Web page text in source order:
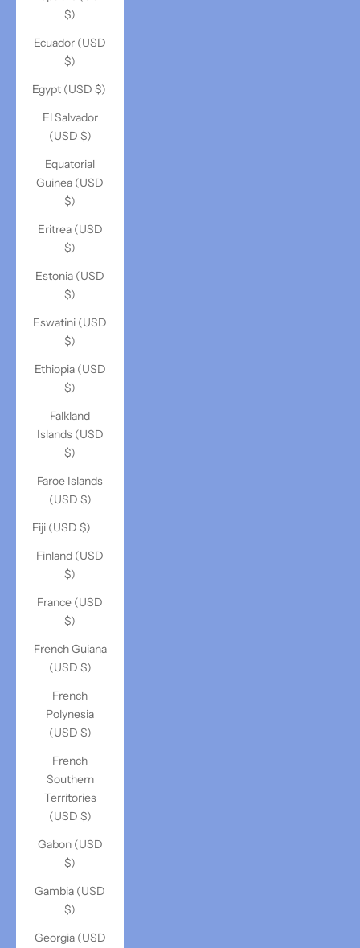
$)
Ecuador (USD
$)
Egypt (USD $)
El Salvador
(USD $)
Equatorial
Guinea (USD
$)
Eritrea (USD
$)
Estonia (USD
$)
Eswatini (USD
$)
Ethiopia (USD
$)
Falkland
Islands (USD
$)
Faroe Islands
(USD $)
Fiji (USD $)
Finland (USD
$)
France (USD
$)
French Guiana
(USD $)
French
Polynesia
(USD $)
French
Southern
Territories
(USD $)
Gabon (USD
$)
Gambia (USD
$)
Georgia (USD